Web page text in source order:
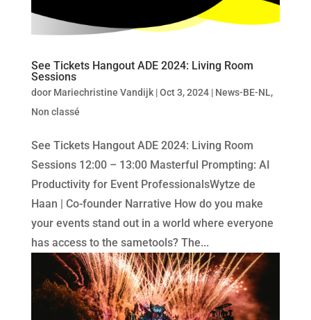
See Tickets Hangout ADE 2024: Living Room
Sessions
door Mariechristine Vandijk|Oct 3, 2024| News-BE-NL,
Non classé
See Tickets Hangout ADE 2024: Living Room
Sessions 12:00 – 13:00 Masterful Prompting: AI
Productivity for Event ProfessionalsWytze de
Haan | Co-founder Narrative How do you make
your events stand out in a world where everyone
has access to the sametools? The...